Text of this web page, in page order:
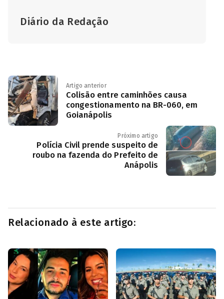
Diário da Redação
Artigo anterior
Colisão entre caminhões causa
congestionamento na BR-060, em
Goianápolis
Próximo artigo
Polícia Civil prende suspeito de
roubo na fazenda do Prefeito de
Anápolis
Relacionado à este artigo: